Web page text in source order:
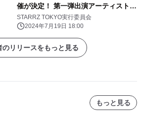
催が決定！ 第一弾出演アーティスト解
禁！
STARRZ TOKYO実行委員会
2024年7月19日 18:00
のリリースをもっと見る
もっと見る